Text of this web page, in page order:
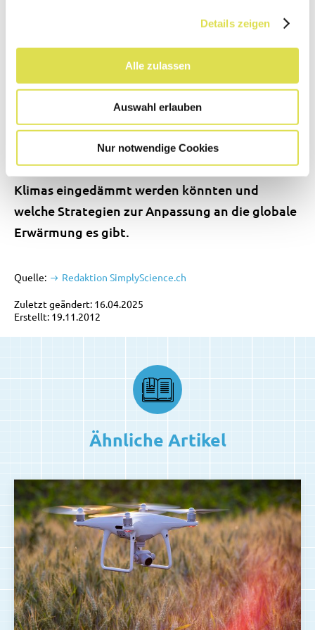
Details zeigen
Alle zulassen
Auswahl erlauben
Nur notwendige Cookies
wissenschaftlichen Untersuchungen und erstellt
Klimas. Der Weltklimarat soll den Regierungen
die Grundlage für wissensbasierte
Entscheidungen geben und über die Folgen des
Klimawandels aufklären. Dazu gehört auch die
Auseinandersetzung mit den Fragen, wie die
vom Menschen verursachten Veränderungen des
Klimas eingedämmt werden könnten und
welche Strategien zur Anpassung an die globale
Erwärmung es gibt.
Quelle: Redaktion SimplyScience.ch
Zuletzt geändert: 16.04.2025
Erstellt: 19.11.2012
Ähnliche Artikel